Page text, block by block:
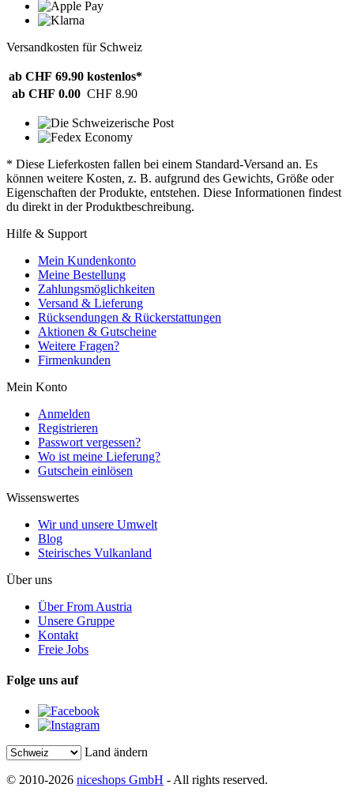
Versandkosten für Schweiz
ab CHF 69.90 kostenlos*
ab CHF 0.00 CHF 8.90
* Diese Lieferkosten fallen bei einem Standard-Versand an. Es
können weitere Kosten, z. B. aufgrund des Gewichts, Größe oder
Eigenschaften der Produkte, entstehen. Diese Informationen findest
du direkt in der Produktbeschreibung.
Hilfe & Support
Mein Kundenkonto
Meine Bestellung
Zahlungsmöglichkeiten
Versand & Lieferung
Rücksendungen & Rückerstattungen
Aktionen & Gutscheine
Weitere Fragen?
Firmenkunden
Mein Konto
Anmelden
Registrieren
Passwort vergessen?
Wo ist meine Lieferung?
Gutschein einlösen
Wissenswertes
Wir und unsere Umwelt
Blog
Steirisches Vulkanland
Über uns
Über From Austria
Unsere Gruppe
Kontakt
Freie Jobs
Folge uns auf
Land ändern
© 2010-2026 niceshops GmbH - All rights reserved.